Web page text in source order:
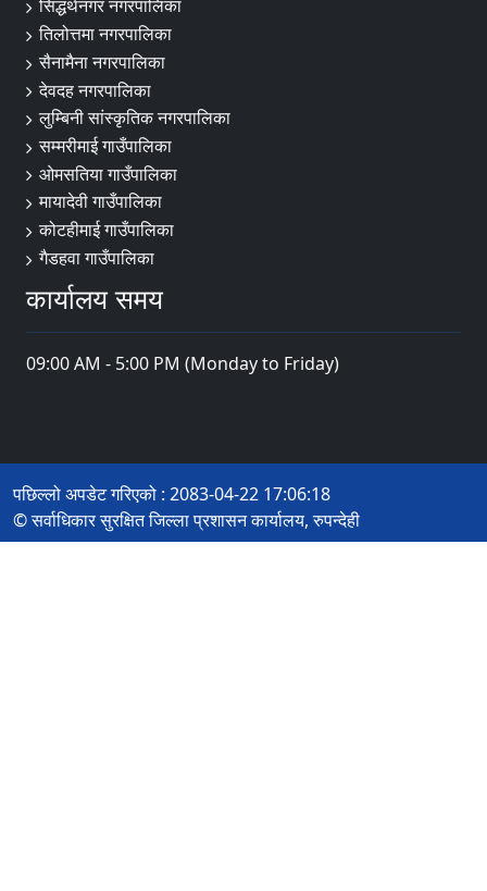
सिद्धर्थनगर नगरपालिका
तिलोत्तमा नगरपालिका
सैनामैना नगरपालिका
देवदह नगरपालिका
लुम्बिनी सांस्कृतिक नगरपालिका
सम्मरीमाई गाउँपालिका
ओमसतिया गाउँपालिका
मायादेवी गाउँपालिका
कोटहीमाई गाउँपालिका
गैडहवा गाउँपालिका
कार्यालय समय
09:00 AM - 5:00 PM (Monday to Friday)
पछिल्लो अपडेट गरिएको : 2083-04-22 17:06:18
© सर्वाधिकार सुरक्षित जिल्ला प्रशासन कार्यालय, रुपन्देही